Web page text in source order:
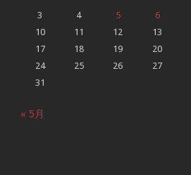
3
4 5 6
10
11 12 13
17
18 19 20
24
25 26 27
31
« 5月